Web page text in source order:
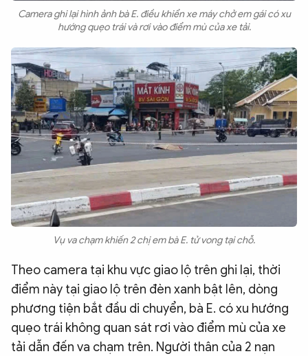
Camera ghi lại hình ảnh bà E. điều khiển xe máy chở em gái có xu
hướng quẹo trái và rơi vào điểm mù của xe tải.
Vụ va chạm khiến 2 chị em bà E. tử vong tại chỗ.
Theo camera tại khu vực giao lộ trên ghi lại, thời
điểm này tại giao lộ trên đèn xanh bật lên, dòng
phương tiện bắt đầu di chuyển, bà E. có xu hướng
quẹo trái không quan sát rơi vào điểm mù của xe
tải dẫn đến va chạm trên. Người thân của 2 nạn